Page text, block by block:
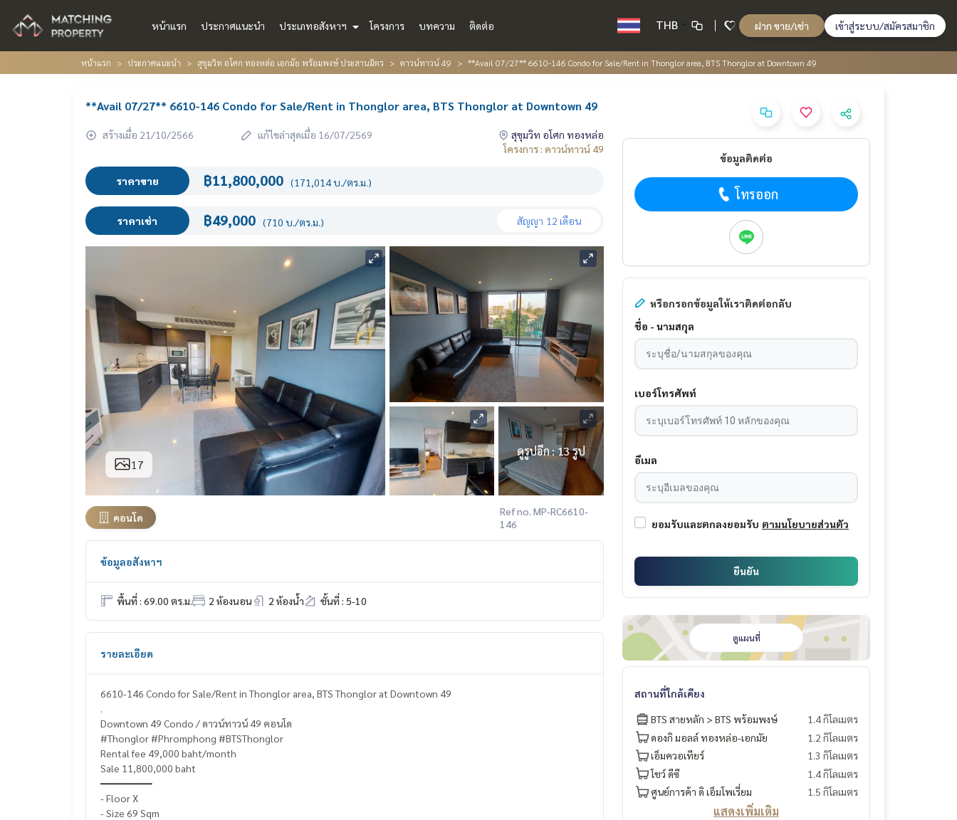
หน้าแรก ประกาศแนะนำ ประเภทอสังหาฯ โครงการ บทความ ติดต่อ THB ฝาก ขาย/เช่า เข้าสู่ระบบ/สมัครสมาชิก
หน้าแรก ประกาศแนะนำ สุขุมวิท อโศก ทองหล่อ เอกมัย พร้อมพงษ์ ประสานมิตร ดาวน์ทาวน์ 49 **Avail 07/27** 6610-146 Condo for Sale/Rent in Thonglor area, BTS Thonglor at Downtown 49
**Avail 07/27** 6610-146 Condo for Sale/Rent in Thonglor area, BTS Thonglor at Downtown 49
สร้างเมื่อ 21/10/2566 แก้ไขล่าสุดเมื่อ 16/07/2569
สุขุมวิท อโศก ทองหล่อ
โครงการ : ดาวน์ทาวน์ 49
ราคาขาย ฿11,800,000 (171,014 บ./ตร.ม.)
ราคาเช่า ฿49,000 (710 บ./ตร.ม.) สัญญา 12 เดือน
17
ดูรูปอีก : 13 รูป
คอนโด
Ref no. MP-RC6610-
146
ข้อมูลอสังหาฯ
พื้นที่ : 69.00 ตร.ม. 2 ห้องนอน 2 ห้องน้ำ ชั้นที่ : 5-10
รายละเอียด
6610-146 Condo for Sale/Rent in Thonglor area, BTS Thonglor at Downtown 49
Downtown 49 Condo / ดาวน์ทาวน์ 49 คอนโด
#Thonglor #Phromphong #BTSThonglor
Rental fee 49,000 baht/month
Sale 11,800,000 baht
━━━━━━━━━
- Floor X
- Size 69 Sqm
ข้อมูลติดต่อ
โทรออก
หรือกรอกข้อมูลให้เราติดต่อกลับ
ชื่อ - นามสกุล
เบอร์โทรศัพท์
อีเมล
ยอมรับและตกลงยอมรับ ตามนโยบายส่วนตัว
ยืนยัน
ดูแผนที่
สถานที่ใกล้เคียง
BTS สายหลัก > BTS พร้อมพงษ์
1.4 กิโลเมตร
ดองกิ มอลล์ ทองหล่อ-เอกมัย
1.2 กิโลเมตร
เอ็มควอเทียร์
1.3 กิโลเมตร
โชว์ ดีซี
1.4 กิโลเมตร
ศูนย์การค้า ดิ เอ็มโพเรี่ยม
1.5 กิโลเมตร
แสดงเพิ่มเติม